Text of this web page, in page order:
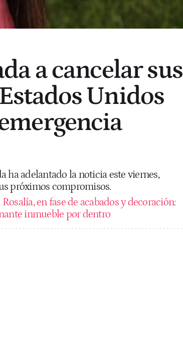
a cancelar sus
Unidos
adelantado la noticia este viernes,
próximos compromisos.
en fase de acabados y decoración:
inmueble por dentro